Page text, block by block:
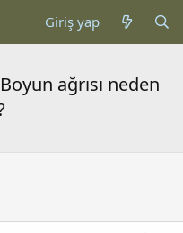
Giriş yap
ağrısı neden